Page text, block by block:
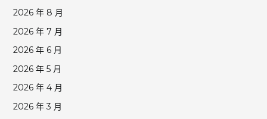
2026 年 8 月
2026 年 7 月
2026 年 6 月
2026 年 5 月
2026 年 4 月
2026 年 3 月